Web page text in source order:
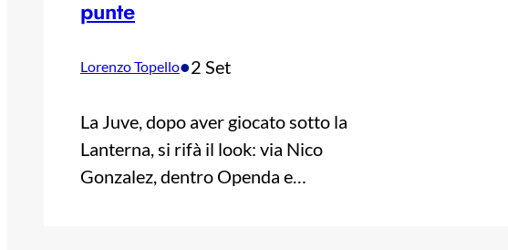
punte
Lorenzo Topello•2 Set
La Juve, dopo aver giocato sotto la
Lanterna, si rifà il look: via Nico
Gonzalez, dentro Openda e…